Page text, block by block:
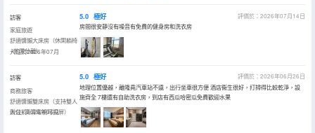
訪客
家庭旅遊
舒適慵懶大床房（休閑躺椅
+乾濕分離）
入住於2026年07月
5.0 極好
評價於：2026年07月14日
房間很安靜沒有噪音有免費的健身房和洗衣房
訪客
商務旅客
舒適慵懶雙床房（支持雙人
辦公+高清電視可投屏）
入住於2026年06月
5.0 極好
評價於：2026年06月26日
地理位置優越，離隆堯汽車站不遠，出行坐車很方便 酒店衞生很好，打掃得比較乾淨，設
施齊全 7樓還有自助洗衣房，到店有西瓜哈密瓜免費歡迎水果